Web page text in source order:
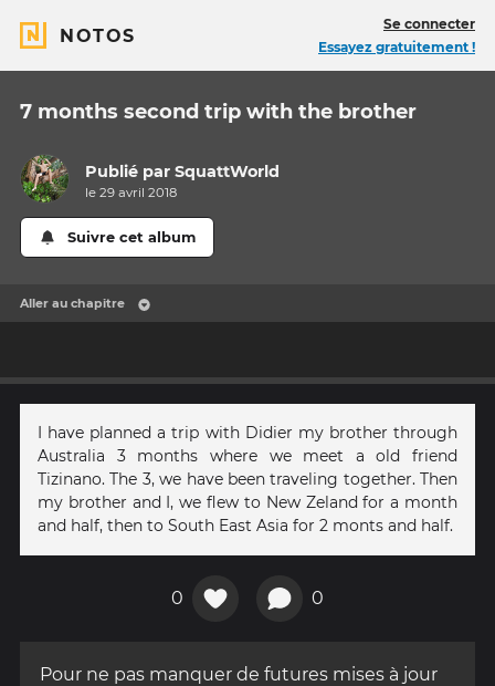
NOTOS
Se connecter
Essayez gratuitement !
7 months second trip with the brother
Publié parSquattWorld
le 29 avril 2018
Suivre cet album
Aller au chapitre
I have planned a trip with Didier my brother through
Australia 3 months where we meet a old friend
Tizinano. The 3, we have been traveling together. Then
my brother and I, we flew to New Zeland for a month
and half, then to South East Asia for 2 monts and half.
0 0
Pour ne pas manquer de futures mises à jour